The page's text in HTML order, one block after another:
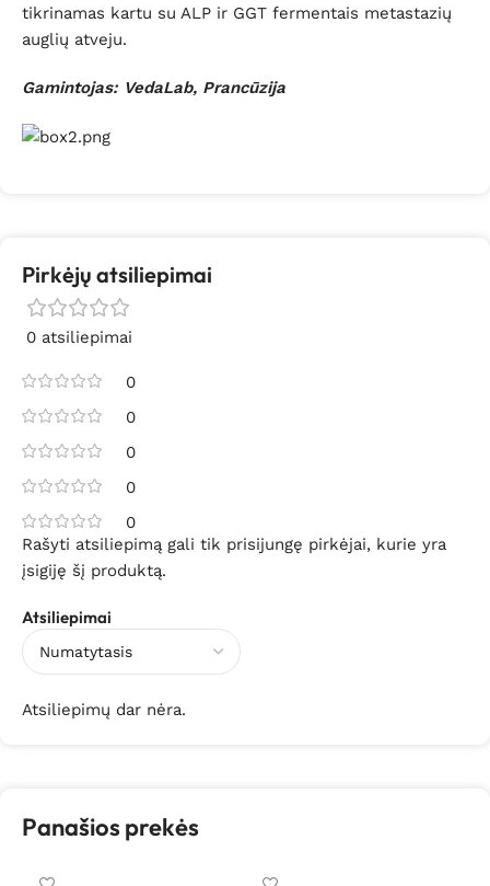
tikrinamas kartu su ALP ir GGT fermentais metastazių
auglių atveju.
Gamintojas: VedaLab, Prancūzija
Pirkėjų atsiliepimai
0 atsiliepimai
0
0
0
0
0
Atsiliepimai
Atsiliepimų dar nėra.
Rašyti atsiliepimą gali tik prisijungę pirkėjai, kurie yra
įsigiję šį produktą.
Panašios prekės